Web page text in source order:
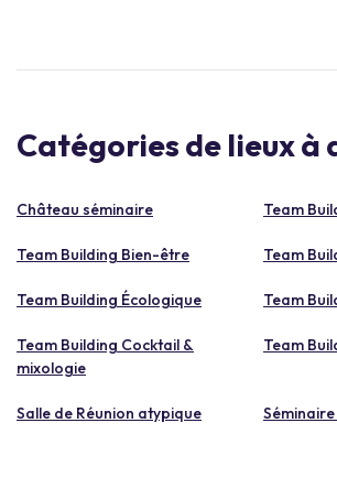
Catégories de lieux à
Château séminaire Team
Team Building Bien-être Team
Team Building Écologique Team
Team Building Cocktail &
mixologie
Team
Salle de Réunion atypique